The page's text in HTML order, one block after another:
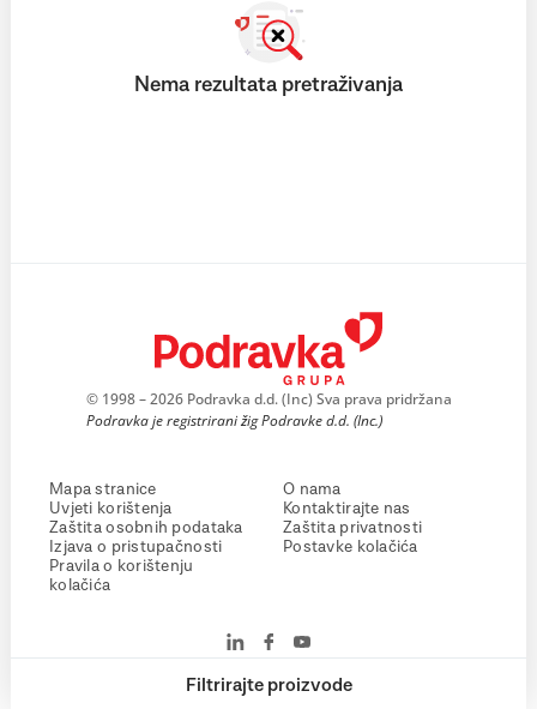
Filtrirajte proizvode
Nema rezultata pretraživanja
© 1998 – 2026 Podravka d.d. (Inc) Sva prava pridržana
Podravka je registrirani žig Podravke d.d. (Inc.)
Mapa stranice
Uvjeti korištenja
Zaštita osobnih podataka
Izjava o pristupačnosti
Pravila o korištenju
kolačića
O nama
Kontaktirajte nas
Zaštita privatnosti
Postavke kolačića